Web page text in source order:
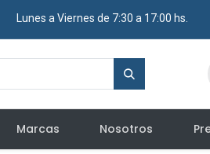
​ Lunes a Viernes de 7:30 a 17:00 hs.
Marcas Nosotros